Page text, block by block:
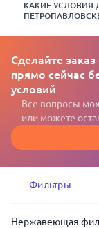
КАКИЕ УСЛОВИЯ
Сделайте
прямо сейчас
условий
Все вопросы
или можете
Фильтры
Нержавеющая